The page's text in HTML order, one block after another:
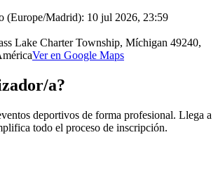
(Europe/Madrid): 10 jul 2026, 23:59
Lake Charter Township, Míchigan 49240,
Ver en Google Maps
a?
deportivos de forma profesional. Llega a
todo el proceso de inscripción.